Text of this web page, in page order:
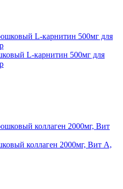
L-карнитин 500мг для
коллаген 2000мг, Вит А,